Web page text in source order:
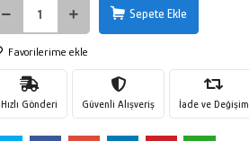
Sepete Ekle
Favorilerime ekle
Hızlı Gönderi Güvenli Alışveriş İade ve Değişim